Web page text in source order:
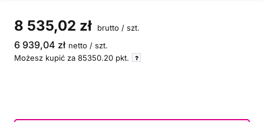
8 535,02 zł brutto / szt.
6 939,04 zł netto / szt.
Możesz kupić za 85350.20 pkt.